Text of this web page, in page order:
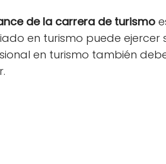
de la carrera de turismo
en turismo puede ejercer
en turismo también